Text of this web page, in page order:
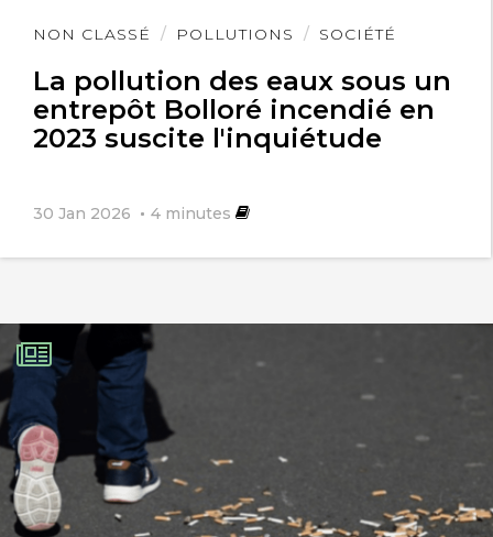
NON CLASSÉ POLLUTIONS SOCIÉTÉ
La pollution des eaux sous un
entrepôt Bolloré incendié en
2023 suscite l'inquiétude
30 Jan 2026 4 minutes
Lire